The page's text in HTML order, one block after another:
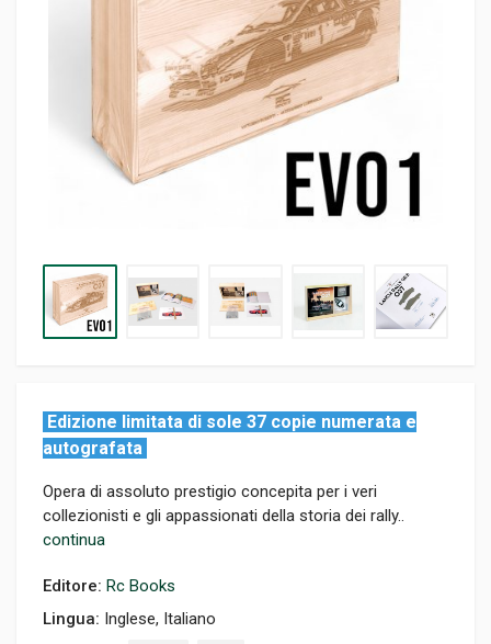
Edizione limitata di sole 37 copie numerata e
autografata
Opera di assoluto prestigio concepita per i veri
collezionisti e gli appassionati della storia dei rally..
continua
Editore: Rc Books
Lingua: Inglese, Italiano